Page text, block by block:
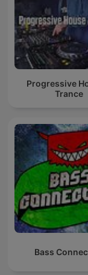
Progressive
Trance
Bass